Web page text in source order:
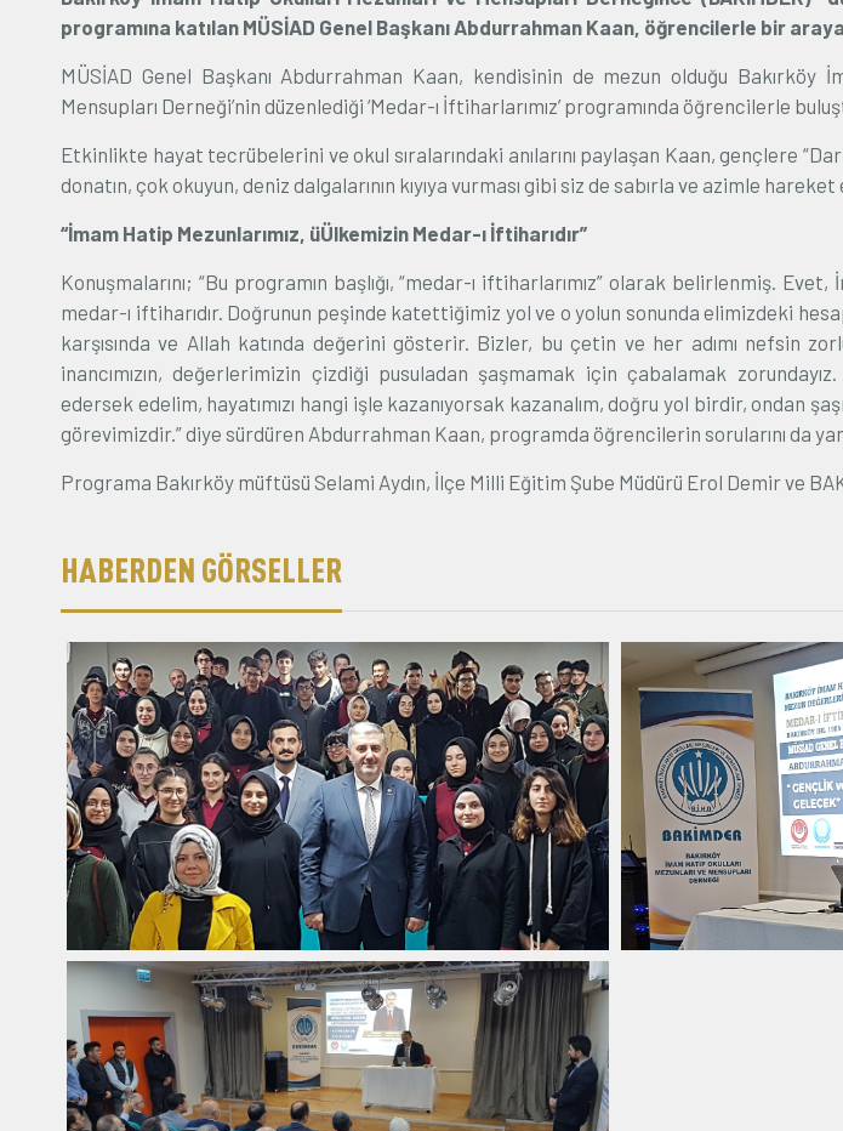
programına katılan MÜSİAD Genel Başkanı Abdurrahman Kaan, öğrencilerle bir
MÜSİAD Genel Başkanı Abdurrahman Kaan, kendisinin de mezun olduğu Bakırköy
Mensupları Derneği’nin düzenlediği ‘Medar-ı İftiharlarımız’ programında öğrencilerle
Etkinlikte hayat tecrübelerini ve okul sıralarındaki anılarını paylaşan Kaan, gençlere “Dar
donatın, çok okuyun, deniz dalgalarının kıyıya vurması gibi siz de sabırla ve azimle
“İmam Hatip Mezunlarımız, üÜlkemizin Medar-ı İftiharıdır”
Konuşmalarını; “Bu programın başlığı, “medar-ı iftiharlarımız” olarak belirlenmiş.
medar-ı iftiharıdır. Doğrunun peşinde katettiğimiz yol ve o yolun sonunda elimizdeki
karşısında ve Allah katında değerini gösterir. Bizler, bu çetin ve her adımı nefsin
inancımızın, değerlerimizin çizdiği pusuladan şaşmamak için çabalamak
edersek edelim, hayatımızı hangi işle kazanıyorsak kazanalım, doğru yol birdir, ondan
görevimizdir.” diye sürdüren Abdurrahman Kaan, programda öğrencilerin sorularını da
Programa Bakırköy müftüsü Selami Aydın, İlçe Milli Eğitim Şube Müdürü Erol Demir ve
HABERDEN GÖRSELLER